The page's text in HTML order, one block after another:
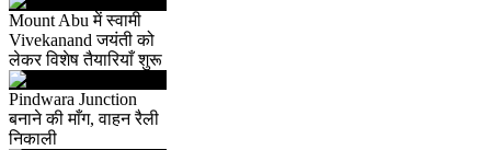
Mount Abu में स्वामी
Vivekanand जयंती को
लेकर विशेष तैयारियाँ शुरू
Pindwara Junction
बनाने की माँग, वाहन रैली
निकाली